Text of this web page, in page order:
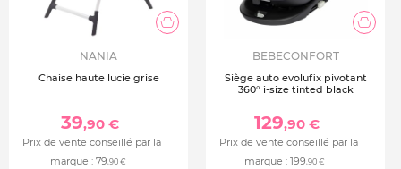
NANIA
Chaise haute lucie grise
39,90 €
Prix de vente conseillé par la
marque : 79,90 €
BEBECONFORT
Siège auto evolufix pivotant
360° i-size tinted black
129,90 €
Prix de vente conseillé par la
marque : 199,90 €